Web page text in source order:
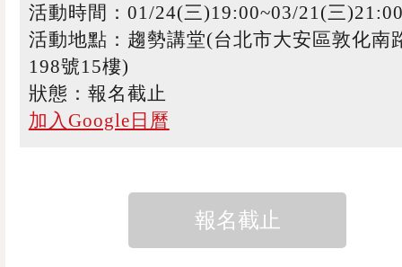
活動時間：01/24(三)19:00~03/21(三
活動地點：趨勢講堂(台北市大安區敦化南
198號15樓)
狀態：報名截止
加入Google日曆
報名截止